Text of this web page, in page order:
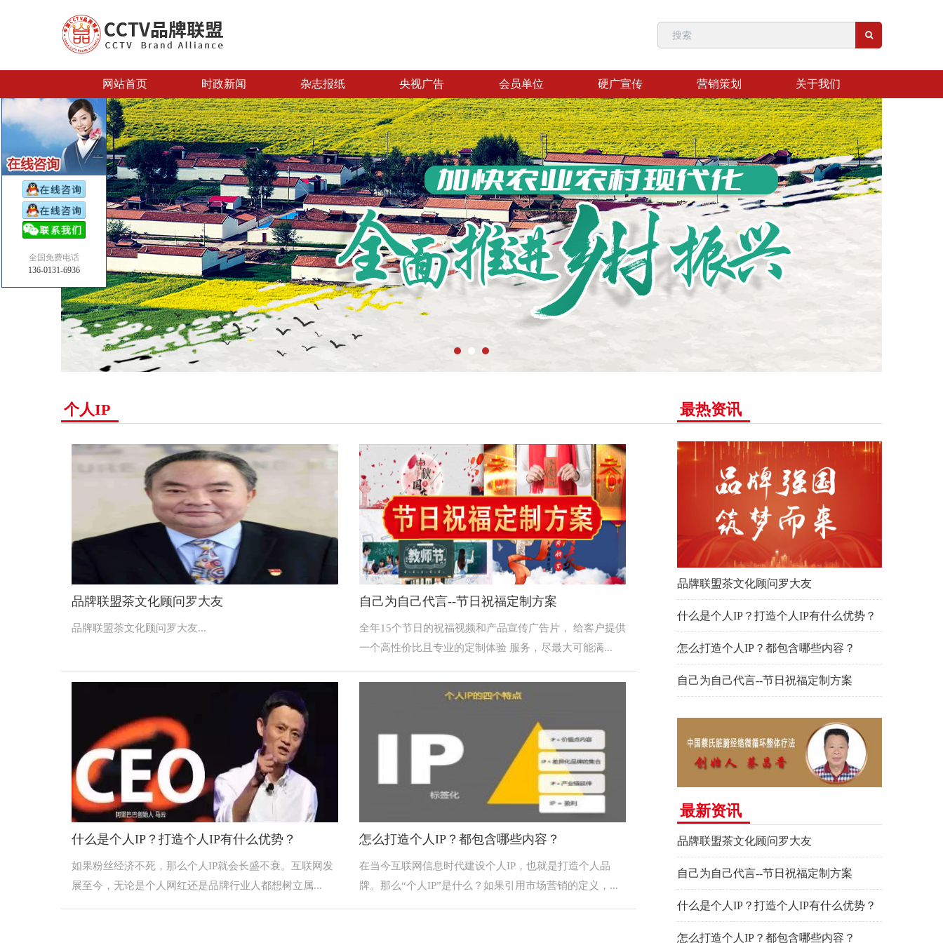
网站首页 时政新闻 杂志报纸 央视广告 会员单位 硬广宣传 营销策划 关于我们
全国免费电话
136-0131-6936
个人IP
品牌联盟茶文化顾问罗大友
品牌联盟茶文化顾问罗大友...
自己为自己代言--节日祝福定制方案
全年15个节日的祝福视频和产品宣传广告片， 给客户提供
一个高性价比且专业的定制体验 服务，尽最大可能满...
什么是个人IP？打造个人IP有什么优势？
如果粉丝经济不死，那么个人IP就会长盛不衰。互联网发
展至今，无论是个人网红还是品牌行业人都想树立属...
怎么打造个人IP？都包含哪些内容？
在当今互联网信息时代建设个人IP，也就是打造个人品
牌。那么“个人IP”是什么？如果引用市场营销的定义，...
最热资讯
品牌联盟茶文化顾问罗大友
什么是个人IP？打造个人IP有什么优势？
怎么打造个人IP？都包含哪些内容？
自己为自己代言--节日祝福定制方案
最新资讯
品牌联盟茶文化顾问罗大友
自己为自己代言--节日祝福定制方案
什么是个人IP？打造个人IP有什么优势？
怎么打造个人IP？都包含哪些内容？